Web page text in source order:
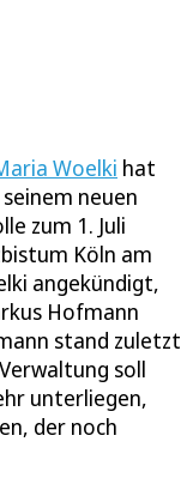
Woelki hat
neuen
zum 1. Juli
Köln am
angekündigt,
Hofmann
stand zuletzt
soll
unterliegen,
der noch